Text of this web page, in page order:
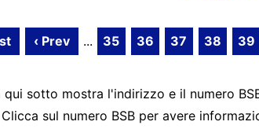
‹ Prev ... 35 36 37 38 39
qui sotto mostra l'indirizzo e il numero
sul numero BSB per avere